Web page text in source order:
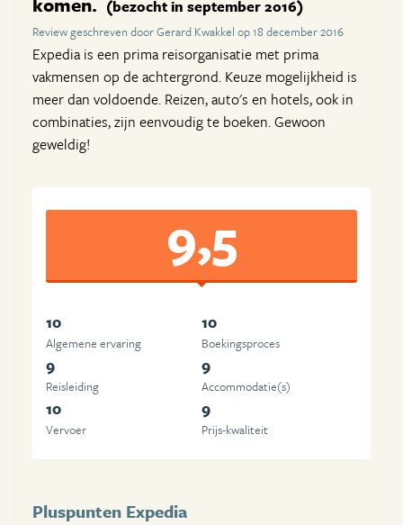
(bezocht in september 2016)
Review geschreven door Gerard Kwakkel op 18 december 2016
Expedia is een prima reisorganisatie met prima
vakmensen op de achtergrond. Keuze mogelijkheid is
meer dan voldoende. Reizen, auto's en hotels, ook in
combinaties, zijn eenvoudig te boeken. Gewoon
geweldig!
9,5
10
Algemene ervaring
10
Boekingsproces
9
Reisleiding
9
Accommodatie(s)
10
Vervoer
9
Prijs-kwaliteit
Pluspunten Expedia